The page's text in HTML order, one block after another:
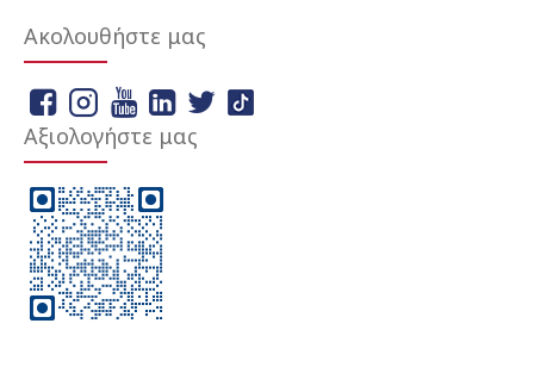
Ακολουθήστε μας
Αξιολογήστε μας